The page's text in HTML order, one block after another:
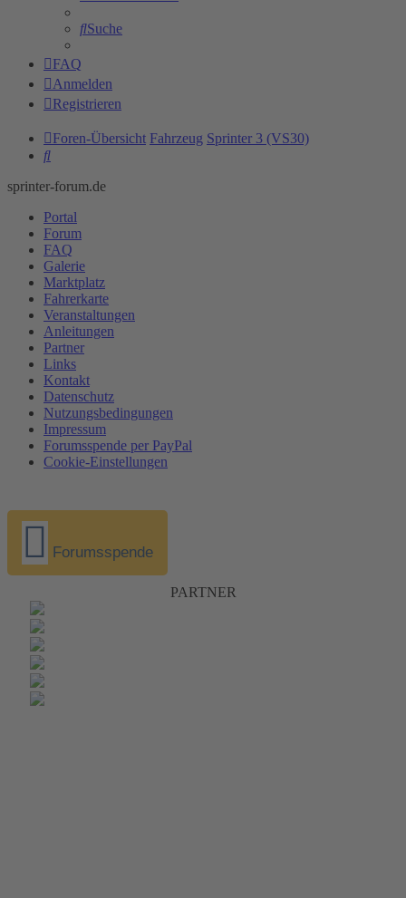
Suche
FAQ
Anmelden
Registrieren
Foren-Übersicht Fahrzeug Sprinter 3 (VS30)
Suche
sprinter-forum.de
Portal
Forum
FAQ
Galerie
Marktplatz
Fahrerkarte
Veranstaltungen
Anleitungen
Partner
Links
Kontakt
Datenschutz
Nutzungsbedingungen
Impressum
Forumsspende per PayPal
Cookie-Einstellungen
Forumsspende
PARTNER